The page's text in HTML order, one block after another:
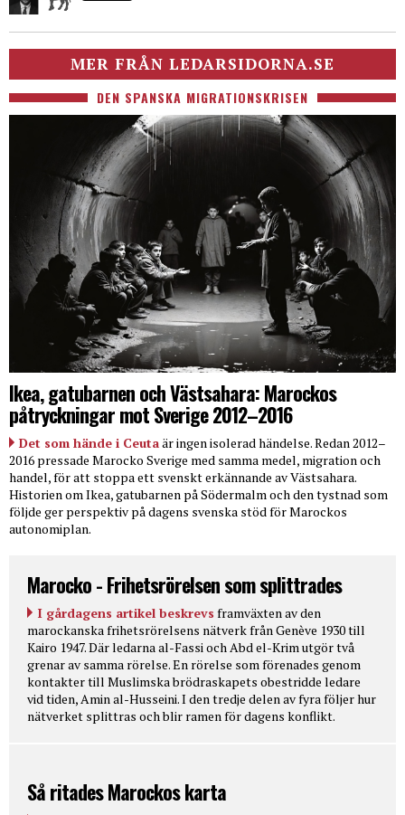
MER FRÅN LEDARSIDORNA.SE
DEN SPANSKA MIGRATIONSKRISEN
Ikea, gatubarnen och Västsahara: Marockos
påtryckningar mot Sverige 2012–2016
Det som hände i Ceutaär ingen isolerad händelse. Redan 2012–
2016 pressade Marocko Sverige med samma medel, migration och
handel, för att stoppa ett svenskt erkännande av Västsahara.
Historien om Ikea, gatubarnen på Södermalm och den tystnad som
följde ger perspektiv på dagens svenska stöd för Marockos
autonomiplan.
Marocko - Frihetsrörelsen som splittrades
I gårdagens artikel beskrevs framväxten av den
marockanska frihetsrörelsens nätverk från Genève 1930 till
Kairo 1947. Där ledarna al-Fassi och Abd el-Krim utgör två
grenar av samma rörelse. En rörelse som förenades genom
kontakter till Muslimska brödraskapets obestridde ledare
vid tiden, Amin al-Husseini. I den tredje delen av fyra följer hur
nätverket splittras och blir ramen för dagens konflikt.
Så ritades Marockos karta